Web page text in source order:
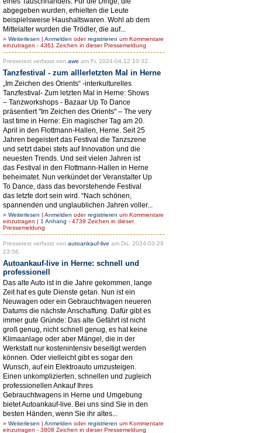
abgegeben wurden, erhielten die Leute
beispielsweise Haushaltswaren. Wohl ab dem
Mittelalter wurden die Trödler, die auf...
» Weiterlesen | Anmelden oderregistrieren um Kommentare
einzutragen - 4361 Zeichen in dieser Pressemeldung
Pressetext verfasst von awe am Fr, 2024-04-12 10:32.
Tanzfestival - zum alllerletzten Mal in Herne
„Im Zeichen des Orients“ -interkulturelles
Tanzfestival- Zum letzten Mal in Herne: Shows
– Tanzworkshops - Bazaar Up To Dance
präsentiert "Im Zeichen des Orients" – The very
last time in Herne: Ein magischer Tag am 20.
April in den Flottmann-Hallen, Herne. Seit 25
Jahren begeistert das Festival die Tanzszene
und setzt dabei stets auf Innovation und die
neuesten Trends. Und seit vielen Jahren ist
das Festival in den Flottmann-Hallen in Herne
beheimatet. Nun verkündet der Veranstalter Up
To Dance, dass das bevorstehende Festival
das letzte dort sein wird. “Nach schönen,
spannenden und unglaublichen Jahren voller...
» Weiterlesen | Anmelden oderregistrieren um Kommentare
einzutragen | 1 Anhang - 4739 Zeichen in dieser
Pressemeldung
Pressetext verfasst von autoankauf-live am Do, 2024-03-28
23:56.
Autoankauf-live in Herne: schnell und
professionell
Das alte Auto ist in die Jahre gekommen, lange
Zeit hat es gute Dienste getan. Nun ist ein
Neuwagen oder ein Gebrauchtwagen neueren
Datums die nächste Anschaffung. Dafür gibt es
immer gute Gründe: Das alte Gefährt ist nicht
groß genug, nicht schnell genug, es hat keine
Klimaanlage oder aber Mängel, die in der
Werkstatt nur kostenintensiv beseitigt werden
können. Oder vielleicht gibt es sogar den
Wunsch, auf ein Elektroauto umzusteigen.
Einen unkomplizierten, schnellen und zugleich
professionellen Ankauf Ihres
Gebrauchtwagens in Herne und Umgebung
bietet Autoankauf-live. Bei uns sind Sie in den
besten Händen, wenn Sie ihr altes...
» Weiterlesen | Anmelden oderregistrieren um Kommentare
einzutragen - 3808 Zeichen in dieser Pressemeldung